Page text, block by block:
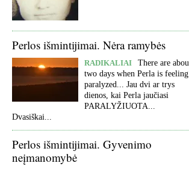
Perlos išmintijimai. Nėra ramybės
RADIKALIAI
There are
two days when Perla is feeling
paralyzed... Jau dvi ar trys
dienos, kai Perla jaučiasi
PARALYŽIUOTA...
Dvasiškai...
Perlos išmintijimai. Gyvenimo
neįmanomybė